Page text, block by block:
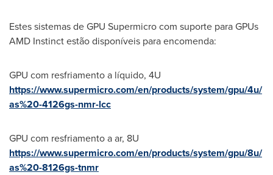
Estes sistemas de GPU Supermicro com suporte para GPUs
AMD Instinct estão disponíveis para encomenda:
GPU com resfriamento a líquido, 4U
https://www.supermicro.com/en/products/system/gpu/4u/
as%20-4126gs-nmr-lcc
GPU com resfriamento a ar, 8U
https://www.supermicro.com/en/products/system/gpu/8u/
as%20-8126gs-tnmr